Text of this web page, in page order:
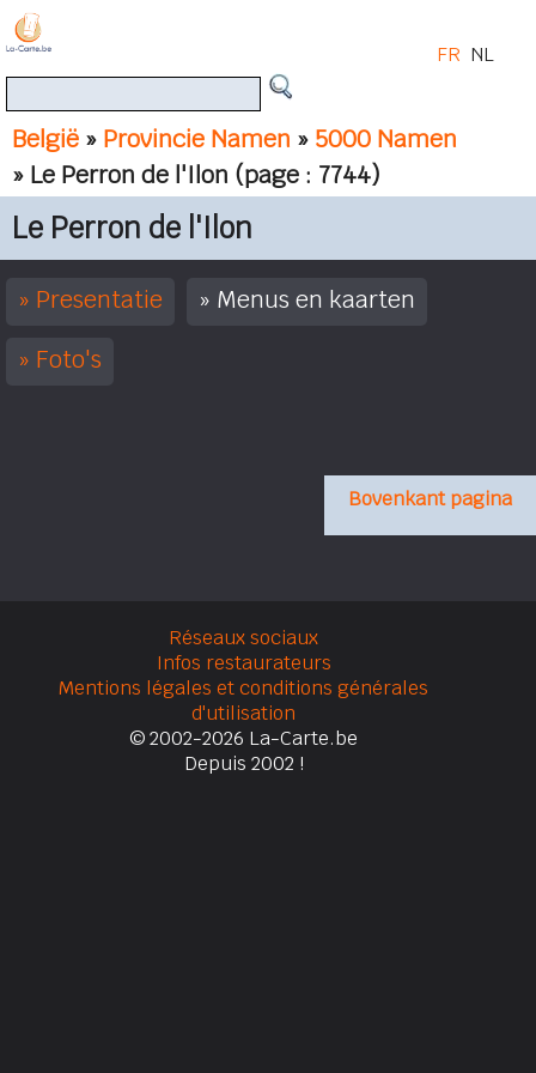
België » Provincie Namen » 5000 Namen
» Le Perron de l'Ilon (page : 7744)
FR NL
Le Perron de l'Ilon
Presentatie
Menus en kaarten
Foto's
Bovenkant pagina
Réseaux sociaux
Infos restaurateurs
Mentions légales et conditions générales
d'utilisation
© 2002-2026 La-Carte.be
Depuis 2002 !